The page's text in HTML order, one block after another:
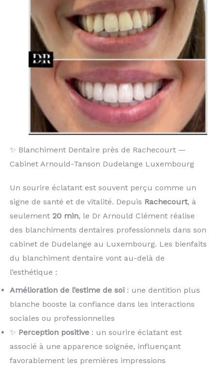
✨ Blanchiment Dentaire près de Rachecourt —
Cabinet Arnould-Tanson Dudelange Luxembourg
Un sourire éclatant est souvent perçu comme un
signe de santé et de vitalité. Depuis Rachecourt, à
seulement 20 min, le Dr Arnould Clément réalise
des blanchiments dentaires professionnels dans son
cabinet de Dudelange au Luxembourg. Les bienfaits
du blanchiment dentaire vont au-delà de
l’esthétique :
Amélioration de l’estime de soi : une dentition plus
blanche booste la confiance dans les interactions
sociales ou professionnelles
✨ Perception positive : un sourire éclatant est
associé à une apparence soignée, influençant
favorablement les premières impressions